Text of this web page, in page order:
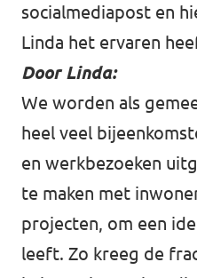
socialmediapost en
Linda het ervaren
Door Linda:
We worden als
heel veel
en werkbezoeken
te maken met
projecten, om een
leeft. Zo kreeg de